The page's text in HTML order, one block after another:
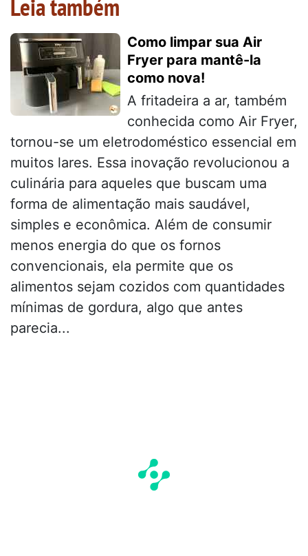
Leia também
Como limpar sua Air
Fryer para mantê-la
como nova!
A fritadeira a ar, também
conhecida como Air Fryer,
tornou-se um eletrodoméstico essencial em
muitos lares. Essa inovação revolucionou a
culinária para aqueles que buscam uma
forma de alimentação mais saudável,
simples e econômica. Além de consumir
menos energia do que os fornos
convencionais, ela permite que os
alimentos sejam cozidos com quantidades
mínimas de gordura, algo que antes
parecia...